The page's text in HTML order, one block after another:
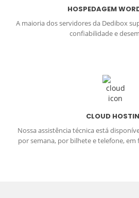
HOSPEDAGEM
A maioria dos servidores da Dedibox
confiabilidade e
CLOUD
Nossa assistência técnica está
por semana, por bilhete e telefone, em